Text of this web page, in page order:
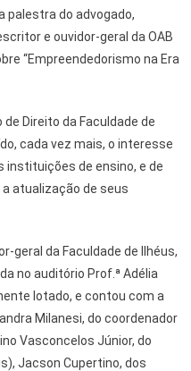
palestra do advogado,
e ouvidor-geral da OAB
“Empreendedorismo na Era
Direito da Faculdade de
cada vez mais, o interesse
de ensino, e de
atualização de seus
geral da Faculdade de Ilhéus,
no auditório Prof.ª Adélia
lotado, e contou com a
Milanesi, do coordenador
Vasconcelos Júnior, do
Jacson Cupertino, dos